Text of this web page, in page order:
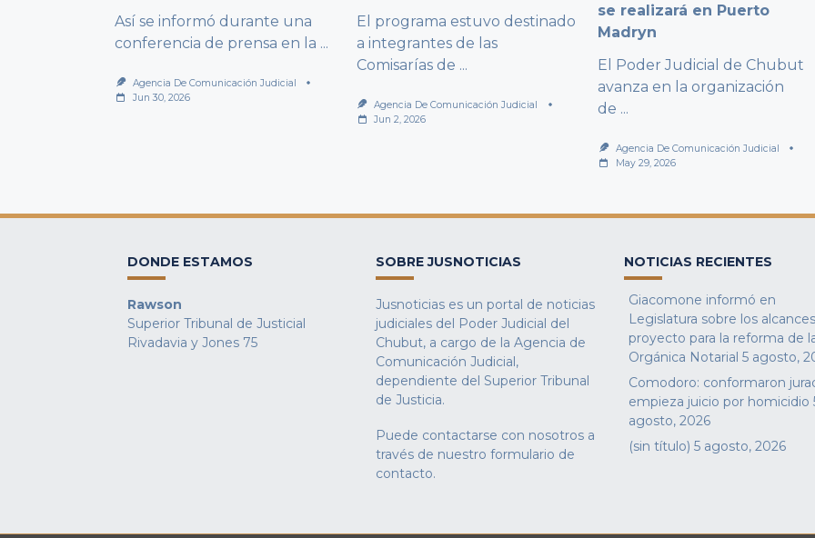
Así se informó durante una
conferencia de prensa en la ...
Agencia De Comunicación Judicial
Jun 30, 2026
El programa estuvo destinado
a integrantes de las
Comisarías de ...
Agencia De Comunicación Judicial
Jun 2, 2026
se realizará en Puerto
Madryn
El Poder Judicial de Chubut
avanza en la organización
de ...
Agencia De Comunicación Judicial
May 29, 2026
DONDE ESTAMOS
Rawson
Superior Tribunal de Justicial
Rivadavia y Jones 75
SOBRE JUSNOTICIAS
Jusnoticias es un portal de noticias
judiciales del Poder Judicial del
Chubut, a cargo de la Agencia de
Comunicación Judicial,
dependiente del Superior Tribunal
de Justicia.
Puede contactarse con nosotros a
través de nuestro formulario de
contacto.
NOTICIAS RECIENTES
Giacomone informó en
Legislatura sobre los
proyecto para la reforma de
Orgánica Notarial 5 agosto,
Comodoro: conformaron
empieza juicio por homicidio
agosto, 2026
(sin título) 5 agosto, 2026